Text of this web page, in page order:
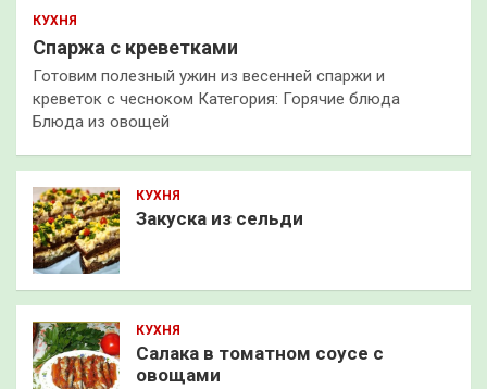
КУХНЯ
Спаржа с креветками
Готовим полезный ужин из весенней спаржи и
креветок с чесноком Категория: Горячие блюда
Блюда из овощей
КУХНЯ
Закуска из сельди
КУХНЯ
Салака в томатном соусе с
овощами